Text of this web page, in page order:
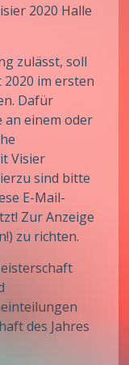
2020 Halle
zulässt, soll
im ersten
Dafür
an einem oder
Visier
sind bitte
E-Mail-
Zur Anzeige
zu richten.
des Jahres